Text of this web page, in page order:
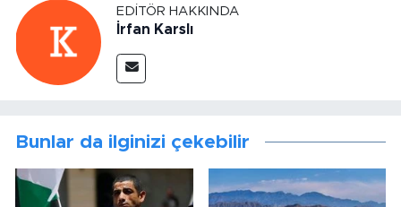
EDITÖR HAKKINDA
İrfan Karslı
Bunlar da ilginizi çekebilir